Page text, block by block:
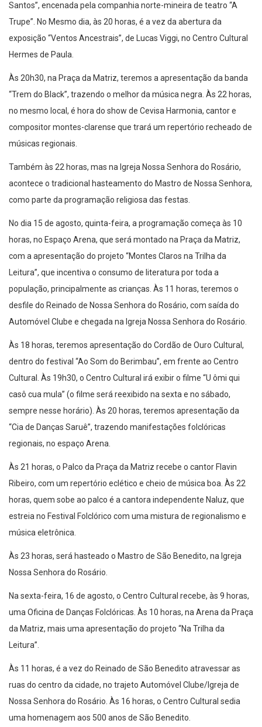
Santos”, encenada pela companhia norte-mineira de teatro “A
Trupe”. No Mesmo dia, às 20 horas, é a vez da abertura da
exposição “Ventos Ancestrais”, de Lucas Viggi, no Centro Cultural
Hermes de Paula.
Às 20h30, na Praça da Matriz, teremos a apresentação da banda
“Trem do Black”, trazendo o melhor da música negra. Às 22 horas,
no mesmo local, é hora do show de Cevisa Harmonia, cantor e
compositor montes-clarense que trará um repertório recheado de
músicas regionais.
Também às 22 horas, mas na Igreja Nossa Senhora do Rosário,
acontece o tradicional hasteamento do Mastro de Nossa Senhora,
como parte da programação religiosa das festas.
No dia 15 de agosto, quinta-feira, a programação começa às 10
horas, no Espaço Arena, que será montado na Praça da Matriz,
com a apresentação do projeto “Montes Claros na Trilha da
Leitura”, que incentiva o consumo de literatura por toda a
população, principalmente as crianças. Às 11 horas, teremos o
desfile do Reinado de Nossa Senhora do Rosário, com saída do
Automóvel Clube e chegada na Igreja Nossa Senhora do Rosário.
Às 18 horas, teremos apresentação do Cordão de Ouro Cultural,
dentro do festival “Ao Som do Berimbau”, em frente ao Centro
Cultural. Às 19h30, o Centro Cultural irá exibir o filme “U ômi qui
casô cua mula” (o filme será reexibido na sexta e no sábado,
sempre nesse horário). Às 20 horas, teremos apresentação da
“Cia de Danças Saruê”, trazendo manifestações folclóricas
regionais, no espaço Arena.
Às 21 horas, o Palco da Praça da Matriz recebe o cantor Flavin
Ribeiro, com um repertório eclético e cheio de música boa. Às 22
horas, quem sobe ao palco é a cantora independente Naluz, que
estreia no Festival Folclórico com uma mistura de regionalismo e
música eletrônica.
Às 23 horas, será hasteado o Mastro de São Benedito, na Igreja
Nossa Senhora do Rosário.
Na sexta-feira, 16 de agosto, o Centro Cultural recebe, às 9 horas,
uma Oficina de Danças Folclóricas. Às 10 horas, na Arena da Praça
da Matriz, mais uma apresentação do projeto “Na Trilha da
Leitura”.
Às 11 horas, é a vez do Reinado de São Benedito atravessar as
ruas do centro da cidade, no trajeto Automóvel Clube/Igreja de
Nossa Senhora do Rosário. Às 16 horas, o Centro Cultural sedia
uma homenagem aos 500 anos de São Benedito.